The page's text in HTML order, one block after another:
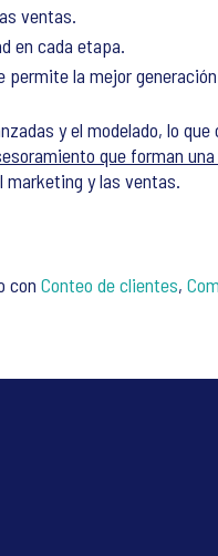
ventas.
en cada etapa.
la mejor
y el modelado, lo
que forman
marketing y las ventas.
con Conteo de clientes,